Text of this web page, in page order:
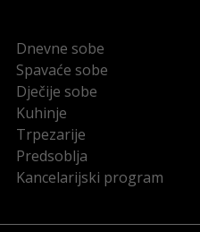
Dnevne sobe
Spavaće sobe
Dječije sobe
Kuhinje
Trpezarije
Predsoblja
Kancelarijski program